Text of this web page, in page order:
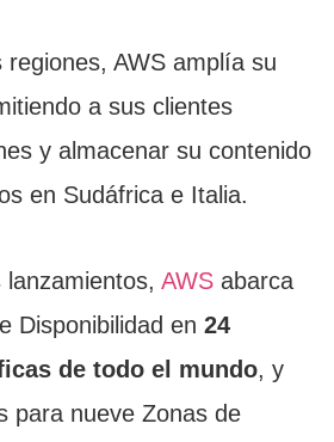
regiones, AWS amplía su
a sus clientes
y almacenar su contenido
en Sudáfrica e Italia.
AWS abarca
Disponibilidad en 24
de todo el mundo, y
para nueve Zonas de